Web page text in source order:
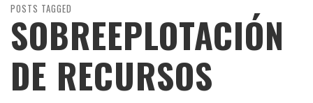
POSTS TAGGED
SOBREEPLOTACIÓN
DE RECURSOS